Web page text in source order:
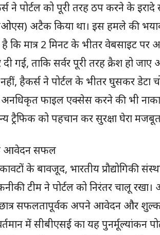
ने पोर्टल को पूरी तरह ठप करने के
अटैक किया था। इस हमले की
कि मात्र 2 मिनट के भीतर वेबसाइट पर
गई, ताकि सर्वर पूरी तरह क्रैश हो जाए
हैकर्स ने पोर्टल के भीतर घुसकर डेटा
फाइल एक्सेस करने की भी
ट्रैफिक को पहचान कर सुरक्षा घेरा
आवेदन सफल
के बावजूद, भारतीय प्रौद्योगिकी
टीम ने पोर्टल को निरंतर चालू
सफलतापूर्वक अपने आवेदन और
में सीबीएसई का यह पुनर्मूल्यांकन